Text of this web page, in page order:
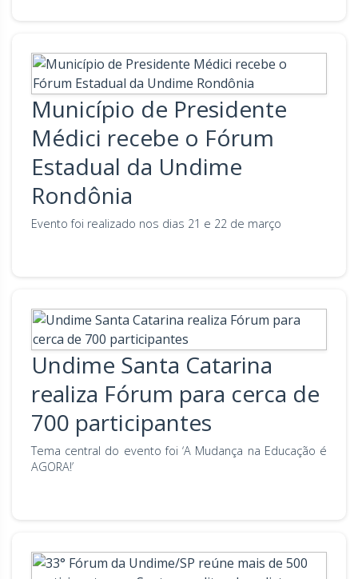
Município de Presidente
Médici recebe o Fórum
Estadual da Undime
Rondônia
Evento foi realizado nos dias 21 e 22 de março
Undime Santa Catarina
realiza Fórum para cerca de
700 participantes
Tema central do evento foi ‘A Mudança na Educação é
AGORA!’